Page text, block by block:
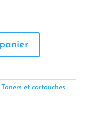
Toners et cartouches